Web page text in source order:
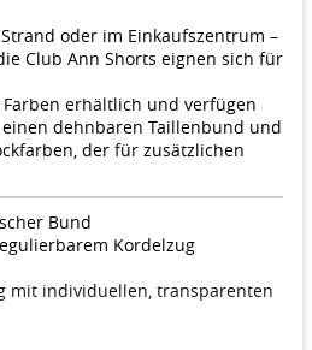
oder im Einkaufszentrum –
Club Ann Shorts eignen sich für
erhältlich und verfügen
dehnbaren Taillenbund und
der für zusätzlichen
Bund
Kordelzug
mit individuellen, transparenten